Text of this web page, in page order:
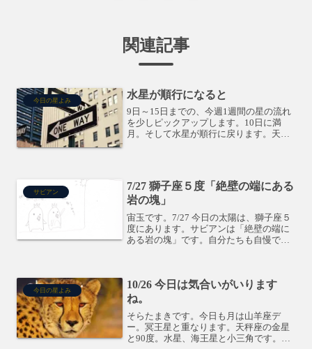
関連記事
今日の星よみ 水星が順行になると
9日～15日までの、今週1週間の星の流れ
を少しピックアップします。10日に満
月。そして水星が順行に戻ります。天体
通じてない・・みたいに...
サビアン
7/27 獅子座５度「絶壁の端にある
岩の塊」
宙玉です。7/27 今日の太陽は、獅子座５
度にあります。サビアンは「絶壁の端に
ある岩の塊」です。自分たちも自慢でき
の月が90度。午...
今日の星よみ
10/26 今日は気合いがいります
ね。
そらたまきです。今日も月は山羊座デ
ー。冥王星と重なります。天秤座の金星
と90度。水星、海王星と小三角です。今